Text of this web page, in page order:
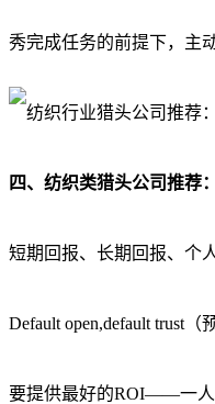
秀完成任务的前提下，主
四、纺织类猎头公司推荐
短期回报、 长期回报、 个
Default open,default trust（
要提供最好的ROI——一人